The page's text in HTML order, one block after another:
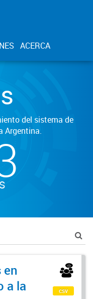
ACERCA
del sistema de
Argentina.
en
a la
csv